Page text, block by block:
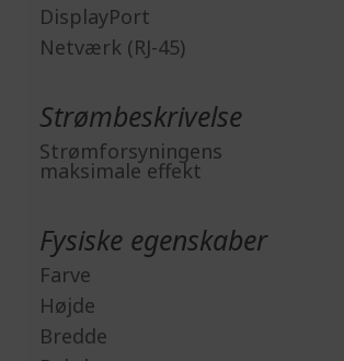
DisplayPort
Netværk (RJ-45)
Strømbeskrivelse
Strømforsyningens
maksimale effekt
Fysiske egenskaber
Farve
Højde
Bredde